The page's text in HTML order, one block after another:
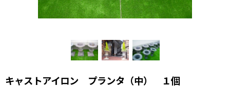
キャストアイロン プランタ（中） １個